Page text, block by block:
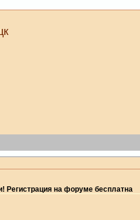
на форуме бесплатна